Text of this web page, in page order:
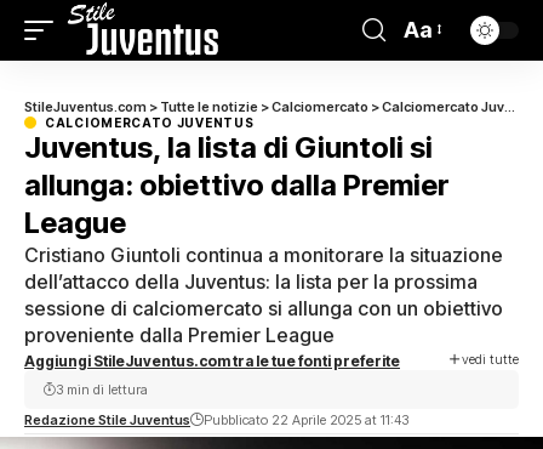
Aa
StileJuventus.com > Tutte le notizie >Calciomercato >Calciomercato Juventus
CALCIOMERCATO JUVENTUS
Juventus, la lista di Giuntoli si
allunga: obiettivo dalla Premier
League
Cristiano Giuntoli continua a monitorare la situazione
dell’attacco della Juventus: la lista per la prossima
sessione di calciomercato si allunga con un obiettivo
proveniente dalla Premier League
Aggiungi StileJuventus.com tra le tue fonti preferite vedi tutte
Redazione Stile Juventus Pubblicato 22 Aprile 2025 at 11:43
3 min di lettura